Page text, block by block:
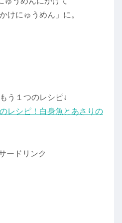
けにゅうめん」に。
う１つのレシピ↓
レシピ！白身魚とあさりの
ードリンク